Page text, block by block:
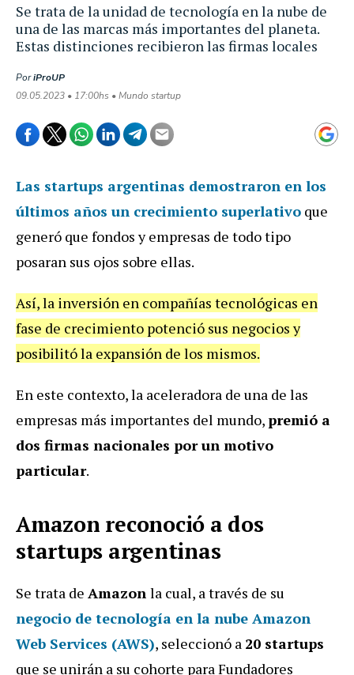
Se trata de la unidad de tecnología en la nube de
una de las marcas más importantes del planeta.
Estas distinciones recibieron las firmas locales
PoriProUP
09.05.2023 • 17:00hs • Mundo startup
Las startups argentinas demostraron en los
últimos años un crecimiento superlativo que
generó que fondos y empresas de todo tipo
posaran sus ojos sobre ellas.
Así, la inversión en compañías tecnológicas en
fase de crecimiento potenció sus negocios y
posibilitó la expansión de los mismos.
En este contexto, la aceleradora de una de las
empresas más importantes del mundo,premió a
dos firmas nacionales por un motivo
particular.
Amazon reconoció a dos
startups argentinas
Se trata de Amazon la cual, a través de su
negocio de tecnología en la nube Amazon
Web Services (AWS), seleccionó a 20 startups
que se unirán a su cohorte para Fundadores